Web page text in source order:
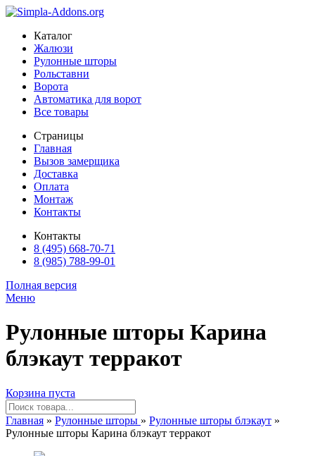
Каталог
Жалюзи
Рулонные шторы
Рольставни
Ворота
Автоматика для ворот
Все товары
Страницы
Главная
Вызов замерщика
Доставка
Оплата
Монтаж
Контакты
Контакты
8 (495) 668-70-71
8 (985) 788-99-01
Полная версия
Меню
Рулонные шторы Карина
блэкаут терракот
Корзина пуста
Главная » Рулонные шторы » Рулонные шторы блэкаут »
Рулонные шторы Карина блэкаут терракот